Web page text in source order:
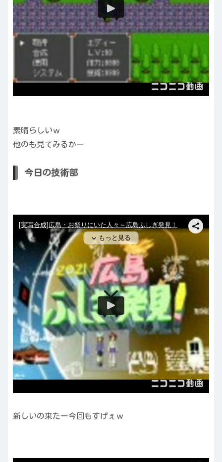
素晴らしいｗ
他のも見てみるかー
今日の技術部
新しいの来たー今回もすげぇｗ